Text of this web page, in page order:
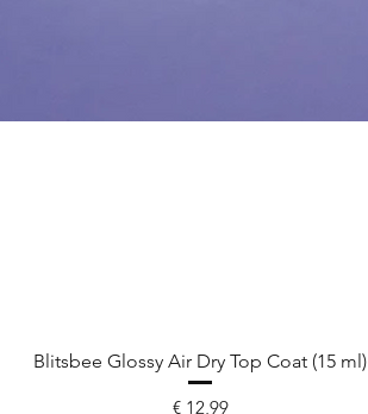
Blitsbee Glossy Air Dry Top Coat (15 ml)
Prijs
€ 12,99